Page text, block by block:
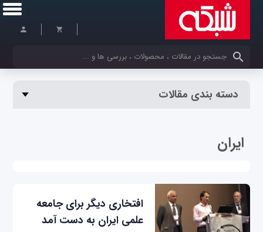
کلمات کلیدی خود را وارد کنید
دسته بندی مقالات
ایران
افتخاری دیگر برای جامعه
علمی ایران به دست آمد